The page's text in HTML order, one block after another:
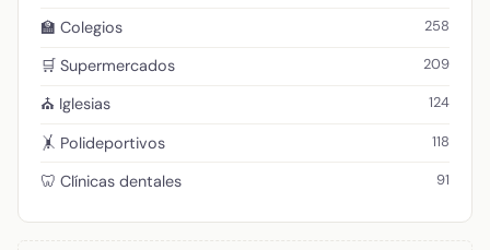
🏫 Colegios 258
🛒 Supermercados 209
⛪ Iglesias 124
🤸 Polideportivos 118
🦷 Clínicas dentales 91